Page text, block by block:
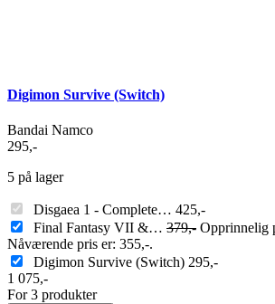
Digimon Survive (Switch)
Bandai Namco
295,-
5 på lager
Disgaea 1 - Complete… 425,-
Final Fantasy VII &… 379,- Opprinnelig
Nåværende pris er: 355,-.
Digimon Survive (Switch) 295,-
1 075,-
For 3 produkter